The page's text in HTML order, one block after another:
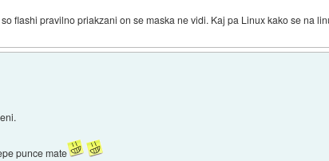
flashi pravilno priakzani on se maska ne vidi. Kaj pa Linux kako se na
punce mate